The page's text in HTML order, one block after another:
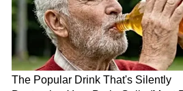
Image Credit :AI Image
మొక్క వేరు దగ్గర..
ముందుగా ఒక పైరైట్ క్రిస్టల్